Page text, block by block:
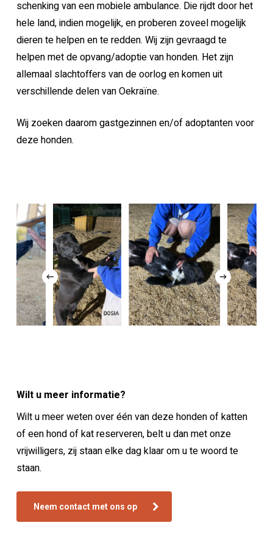
schenking van een mobiele ambulance. Die rijdt door het
hele land, indien mogelijk, en proberen zoveel mogelijk
dieren te helpen en te redden. Wij zijn gevraagd te
helpen met de opvang/adoptie van honden. Het zijn
allemaal slachtoffers van de oorlog en komen uit
verschillende delen van Oekraïne.
Wij zoeken daarom gastgezinnen en/of adoptanten voor
deze honden.
Wilt u meer informatie?
Wilt u meer weten over één van deze honden of katten
of een hond of kat reserveren, belt u dan met onze
vrijwilligers, zij staan elke dag klaar om u te woord te
staan.
Neem contact met ons op